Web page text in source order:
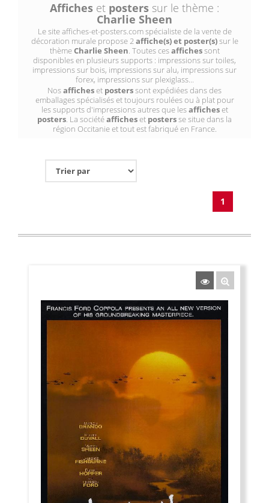
Affiches et posters sur le thème :
Charlie Sheen
Le site affiches-et-posters.com spécialiste de la vente de
décoration murale propose 2affiche(s) et poster(s)sur le
thèmeCharlie Sheen. Toutes cesaffichessont
disponibles en plusieurs supports : impressions sur toiles,
impressions sur bois, impressions sur alu, impressions sur
forex, impressions sur plexiglass...
Nosafficheset posterssont expédiées dans des
emballages spécialisés et toujours roulées ou à plat pour
les supports d'impressions autres que lesafficheset
posters. La sociétéafficheset postersse situe dans la
région Occitanie et tout est fabriqué en France.
1